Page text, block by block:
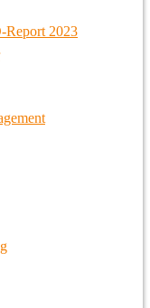
2023